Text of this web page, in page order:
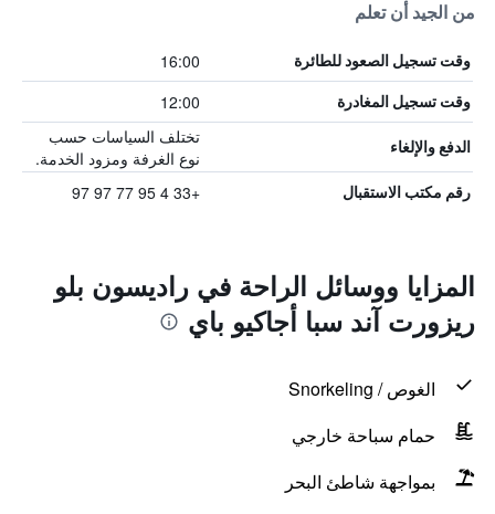
من الجيد أن تعلم
وقت تسجيل الصعود للطائرة 16:00
وقت تسجيل المغادرة 12:00
الدفع والإلغاء
تختلف السياسات حسب
نوع الغرفة ومزود الخدمة.
رقم مكتب الاستقبال +33 4 95 77 97 97
المزايا ووسائل الراحة في راديسون بلو
ريزورت آند سبا أجاكيو باي
الغوص / Snorkeling
حمام سباحة خارجي
بمواجهة شاطئ البحر